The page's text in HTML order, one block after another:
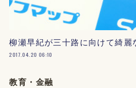
柳瀬早紀が三十路に向けて綺麗
2017.04.20 06:10
教育・金融